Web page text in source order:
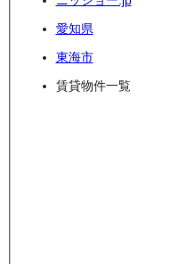
愛知県
東海市
賃貸物件一覧